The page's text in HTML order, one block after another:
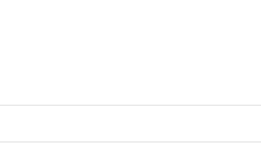
com testes A/B e